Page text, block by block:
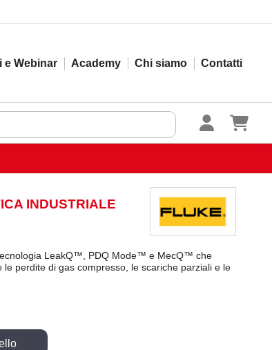
e Webinar Academy Chi siamo Contatti
INDUSTRIALE
LeakQ™, PDQ Mode™ e MecQ™ che
perdite di gas compresso, le scariche parziali e le